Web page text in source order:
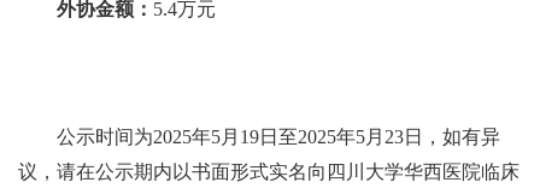
外协金额： 5.4万元
公示时间为2025年5月 19日至2025年5月 23日，如有异
议，请在公示期内以书面形式实名向四川大学华西医院临床